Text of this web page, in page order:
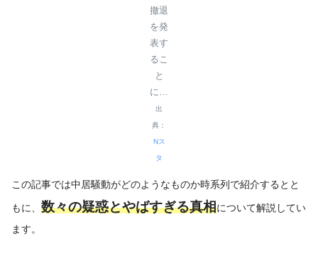
撤退
を発
表す
るこ
と
に…
出
典：
Nス
タ
この記事では中居騒動がどのようなものか時系列で紹介するとと
もに、 数々の疑惑とやばすぎる真相について解説してい
ます。